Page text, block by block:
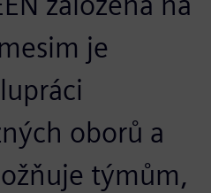
je
oborů a
týmům,